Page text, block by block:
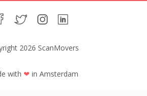
2026 ScanMovers
with ❤ in Amsterdam